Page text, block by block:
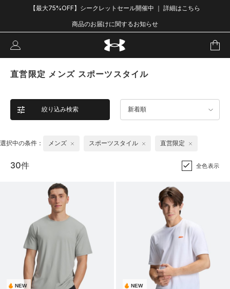
【最大75%OFF】シークレットセール開催中 ｜ 詳細はこちら
商品のお届けに関するお知らせ
直営限定 メンズ スポーツスタイル
絞り込み検索 新着順
選択中の条件： メンズ スポーツスタイル 直営限定
30件 全色表示
NEW NEW